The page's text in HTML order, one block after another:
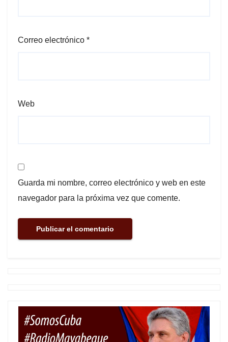
Correo electrónico *
Web
Guarda mi nombre, correo electrónico y web en este
navegador para la próxima vez que comente.